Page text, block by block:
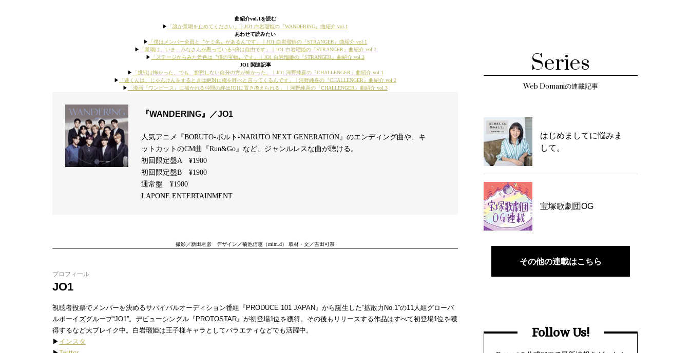
曲紹介vol.1を読む
▶︎
「誰か景瑚を止めてください」｜JO1 白岩瑠姫の『WANDERING』曲紹介 vol.1
あわせて読みたい
▶︎
「僕はメンバー全員と〝ケミ名〟があるんです」｜JO1 白岩瑠姫の『STRANGER』曲紹介 vol.1
▶︎
「景瑚は、いま、みなさんが思っている5倍は自由です」｜JO1 白岩瑠姫の『STRANGER』曲紹介 vol.2
▶︎
「ステージからみた景色は〝僕の宝物〟です」｜JO1 白岩瑠姫の『STRANGER』曲紹介 vol.3
JO1 関連記事
▶︎
「挑戦は怖かった。でも、挑戦しない自分の方が怖かった」｜JO1 河野純喜の『CHALLENGER』曲紹介 vol.1
▶︎
「蓮くんは、じゃんけんをするときは絶対に俺を呼べと言ってくるんです」｜河野純喜の『CHALLENGER』曲紹介 vol.2
▶︎
「漫画『ワンピース』に描かれる仲間の絆はJO1に置き換えられる」｜河野純喜の『CHALLENGER』曲紹介 vol.3
『WANDERING』／JO1
人気アニメ『BORUTO-ボルト-NARUTO NEXT GENERATION』のエンディング曲や、キ
ットカットのCM曲『Run&Go』など、ジャンルレスな曲が聴ける。
初回限定盤A ¥1900
初回限定盤B ¥1900
通常盤 ¥1900
LAPONE ENTERTAINMENT
撮影／新田君彦 デザイン／菊池信恵（mim.d） 取材・文／吉田可奈
プロフィール
JO1
視聴者投票でメンバーを決めるサバイバルオーディション番組『PRODUCE 101 JAPAN』から誕生した‟拡散力No.1”の11人組グローバ
ルボーイズグループ“JO1”。デビューシングル『PROTOSTAR』が初登場1位を獲得。その後もリリースする作品はすべて初登場1位を獲
得するなど大ブレイク中。白岩瑠姫は王子様キャラとしてバラエティなどでも活躍中。
▶︎ インスタ
Series
Web Domaniの連載記事
はじめましてに悩みま
して。
宝塚歌劇団OG
その他の連載はこちら
Follow Us!